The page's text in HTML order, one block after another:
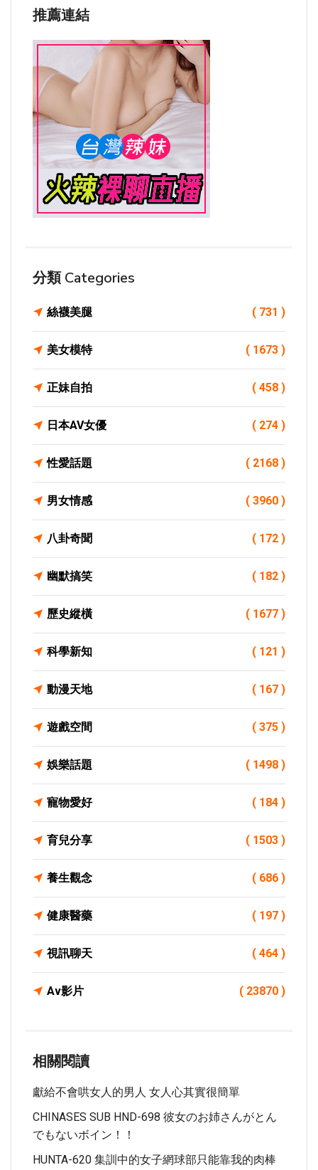
推薦連結
分類 Categories
絲襪美腿 ( 731 )
美女模特 ( 1673 )
正妹自拍 ( 458 )
日本AV女優 ( 274 )
性愛話題 ( 2168 )
男女情感 ( 3960 )
八卦奇聞 ( 172 )
幽默搞笑 ( 182 )
歷史縱橫 ( 1677 )
科學新知 ( 121 )
動漫天地 ( 167 )
遊戲空間 ( 375 )
娛樂話題 ( 1498 )
寵物愛好 ( 184 )
育兒分享 ( 1503 )
養生觀念 ( 686 )
健康醫藥 ( 197 )
視訊聊天 ( 464 )
Av影片 ( 23870 )
相關閱讀
獻給不會哄女人的男人 女人心其實很簡單
CHINASES SUB HND-698 彼女のお姉さんがとん
でもないボイン！！
HUNTA-620 集訓中的女子網球部只能靠我的肉棒